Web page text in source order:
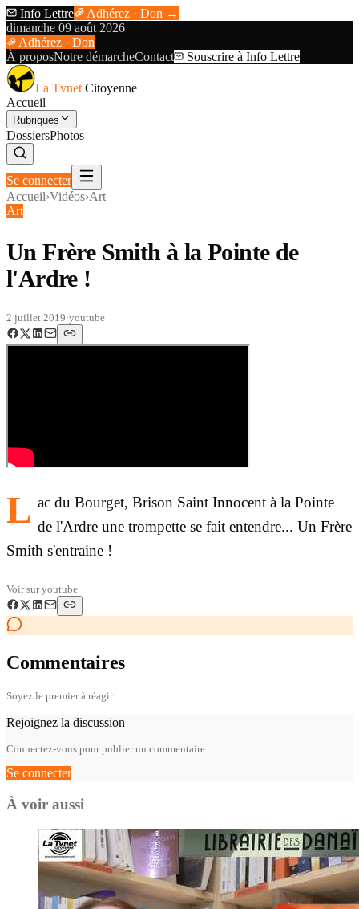
Info Lettre
Adhérez · Don →
dimanche 09 août 2026
Adhérez · Don
À proposNotre démarcheContact Souscrire à Info Lettre
La Tvnet Citoyenne
Accueil
Rubriques
DossiersPhotos
Se connecter
Accueil›Vidéos›Art
Art
Un Frère Smith à la Pointe de
l'Ardre !
2 juillet 2019·youtube
L ac du Bourget, Brison Saint Innocent à la Pointe
de l'Ardre une trompette se fait entendre... Un Frère
Smith s'entraine !
Voir suryoutube
Commentaires
Soyez le premier à réagir.
Rejoignez la discussion
Connectez-vous pour publier un commentaire.
Se connecter
À voir aussi